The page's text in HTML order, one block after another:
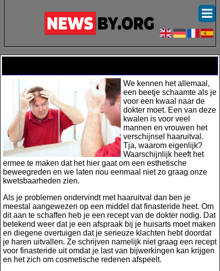
We kennen het allemaal,
een beetje schaamte als je
voor een kwaal naar de
dokter moet. Een van deze
kwalen is voor veel
mannen en vrouwen het
verschijnsel haaruitval.
Tja, waarom eigenlijk?
Waarschijnlijk heeft het
ermee te maken dat het hier gaat om een esthetische
beweegreden en we laten nou eenmaal niet zo graag onze
kwetsbaarheden zien.
Als je problemen ondervindt met haaruitval dan ben je
meestal aangewezen op een middel dat finasteride heet. Om
dit aan te schaffen heb je een recept van de dokter nodig. Dat
betekend weer dat je een afspraak bij je huisarts moet maken
en diegene overtuigen dat je serieuze klachten hebt doordat
je haren uitvallen. Ze schrijven namelijk niet graag een recept
voor finasteride uit omdat je last van bijwerkingen kan krijgen
en het zich om cosmetische redenen afspeelt.